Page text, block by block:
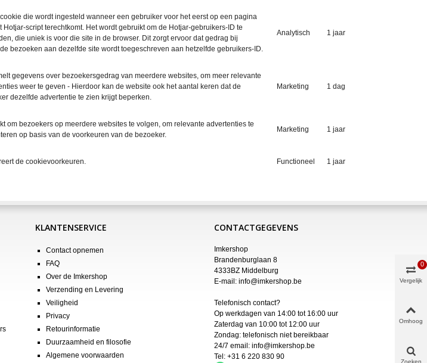
die wordt ingesteld wanneer een gebruiker voor het eerst op een pagina
Hotjar-script terechtkomt. Het wordt gebruikt om de Hotjar-gebruikers-ID te
die uniek is voor die site in de browser. Dit zorgt ervoor dat gedrag bij
bezoeken aan dezelfde site wordt toegeschreven aan hetzelfde gebruikers-ID.
Analytisch 1 jaar
gegevens over bezoekersgedrag van meerdere websites, om meer relevante
weer te geven - Hierdoor kan de website ook het aantal keren dat de
dezelfde advertentie te zien krijgt beperken.
Marketing 1 dag
om bezoekers op meerdere websites te volgen, om relevante advertenties te
op basis van de voorkeuren van de bezoeker.
Marketing 1 jaar
de cookievoorkeuren. Functioneel 1 jaar
KLANTENSERVICE
Contact opnemen
FAQ
Over de Imkershop
Verzending en Levering
Veiligheid
Privacy
Retourinformatie
Duurzaamheid en filosofie
Algemene voorwaarden
CONTACTGEGEVENS
Imkershop
Brandenburglaan 8
4333BZ Middelburg
E-mail: info@imkershop.be
Telefonisch contact?
Op werkdagen van 14:00 tot 16:00 uur
Zaterdag van 10:00 tot 12:00 uur
Zondag: telefonisch niet bereikbaar
24/7 email: info@imkershop.be
Tel: +31 6 220 830 90
Vergelijk
0
Omhoog
Zoeken